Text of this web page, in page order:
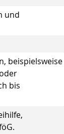
und
beispielsweise
bis